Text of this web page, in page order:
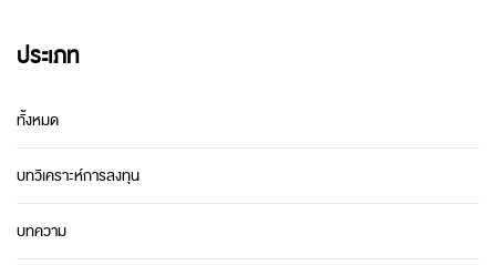
ประเภท
ทั้งหมด
บทวิเคราะห์การลงทุน
บทความ